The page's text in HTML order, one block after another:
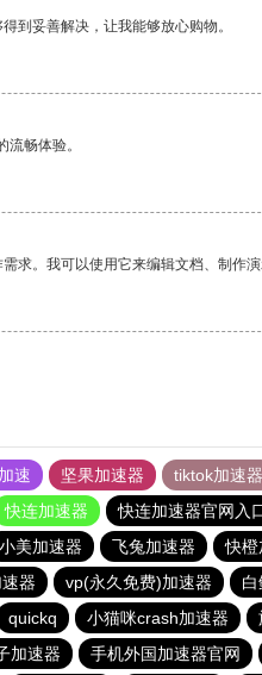
到妥善解决，让我能够放心购物。
畅体验。
求。我可以使用它来编辑文档、制作演
速 坚果加速器 tiktok加速器
快连加速器 快连加速器官网入
小美加速器 飞兔加速器 快橙
器 vp(永久免费)加速器
quickq 小猫咪crash加速器
加速器 手机外国加速器官网